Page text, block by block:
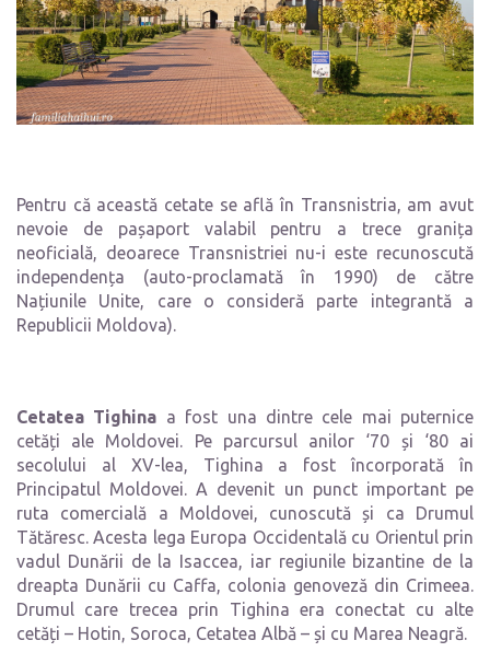
Pentru că această cetate se află în Transnistria, am avut
nevoie de pașaport valabil pentru a trece granița
neoficială, deoarece Transnistriei nu-i este recunoscută
independența (auto-proclamată în 1990) de către
Națiunile Unite, care o consideră parte integrantă a
Republicii Moldova).
Cetatea Tighina a fost una dintre cele mai puternice
cetăți ale Moldovei. Pe parcursul anilor ‘70 și ‘80 ai
secolului al XV-lea, Tighina a fost încorporată în
Principatul Moldovei. A devenit un punct important pe
ruta comercială a Moldovei, cunoscută și ca Drumul
Tătăresc. Acesta lega Europa Occidentală cu Orientul prin
vadul Dunării de la Isaccea, iar regiunile bizantine de la
dreapta Dunării cu Caffa, colonia genoveză din Crimeea.
Drumul care trecea prin Tighina era conectat cu alte
cetăți – Hotin, Soroca, Cetatea Albă – și cu Marea Neagră.